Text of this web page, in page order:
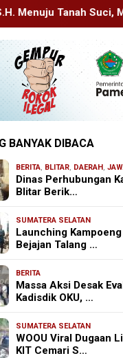
Pastikan
BANYAK DIBACA
BERITA, BLITAR, DAERAH ,
Dinas Perhubungan
Blitar Berik…
SUMATERA SELATAN
Launching Kampoeng
Bejajan Talang …
BERITA
Massa Aksi Desak
Kadisdik OKU, …
SUMATERA SELATAN
WOOU Viral Dugaan
KIT Cemari S…